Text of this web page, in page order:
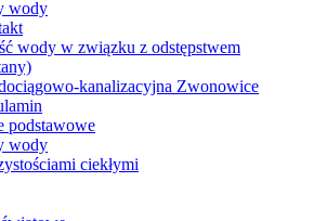
wody
wody w związku z odstępstwem
kanalizacyjna Zwonowice
podstawowe
wody
ciekłymi